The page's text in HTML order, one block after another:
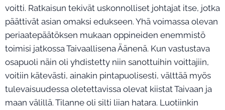
voitti. Ratkaisun tekivät uskonnolliset johtajat itse, jotka
päättivät asian omaksi edukseen. Yhä voimassa olevan
periaatepäätöksen mukaan oppineiden enemmistö
toimisi jatkossa Taivaallisena Äänenä. Kun vastustava
osapuoli näin oli yhdistetty niin sanottuihin voittajiin,
voitiin kätevästi, ainakin pintapuolisesti, välttää myös
tulevaisuudessa oletettavissa olevat kiistat Taivaan ja
maan välillä. Tilanne oli silti liian hatara. Luotiinkin